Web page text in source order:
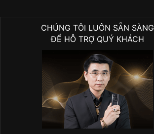
CHÚNG TÔI LUÔN SẴN SÀNG
ĐỂ HỖ TRỢ QUÝ KHÁCH